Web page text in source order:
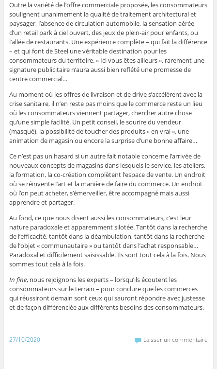
Outre la variété de l’offre commerciale proposée, les consommateurs
soulignent unanimement la qualité de traitement architectural et
paysager, l’absence de circulation automobile, la sensation aérée
d’un retail park à ciel ouvert, des jeux de plein-air pour enfants, ou
l’allée de restaurants. Une expérience complète – qui fait la différence
– et qui font de Steel une véritable destination pour les
consommateurs du territoire. « Ici vous êtes ailleurs », rarement une
signature publicitaire n’aura aussi bien reflété une promesse de
centre commercial…
Au moment où les offres de livraison et de drive s’accélèrent avec la
crise sanitaire, il n’en reste pas moins que le commerce reste un lieu
où les consommateurs viennent partager, chercher autre chose
qu’une simple facilité. Un petit conseil, le sourire du vendeur
(masqué), la possibilité de toucher des produits « en vrai », une
animation de magasin ou encore la surprise d’une bonne affaire…
Ce n’est pas un hasard si un autre fait notable concerne l’arrivée de
nouveaux concepts de magasins dans lesquels le service, les ateliers,
la formation, la co-création complètent l’espace de vente. Un endroit
où se réinvente l’art et la manière de faire du commerce. Un endroit
où l’on peut acheter, s’émerveiller, être accompagné mais aussi
apprendre et partager.
Au fond, ce que nous disent aussi les consommateurs, c’est leur
nature paradoxale et apparemment silotée. Tantôt dans la recherche
de l’efficacité, tantôt dans la déambulation, tantôt dans la recherche
de l’objet « communautaire » ou tantôt dans l’achat responsable…
Paradoxal et difficilement saisissable. Ils sont tout cela à la fois. Nous
sommes tout cela à la fois.
In fine, nous rejoignons les experts – lorsqu’ils écoutent les
consommateurs sur le terrain – pour conclure que les commerces
qui réussiront demain sont ceux qui sauront répondre avec justesse
et de façon différenciée aux différents besoins des consommateurs.
27/10/2020 Laisser un commentaire